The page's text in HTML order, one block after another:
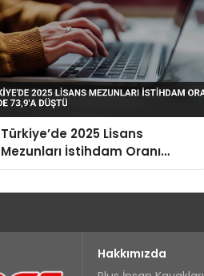
Türkiye’de 2025 Lisans
Mezunları İstihdam Oranı
Yüzde 73,9’a Düştü
Hakkımızda